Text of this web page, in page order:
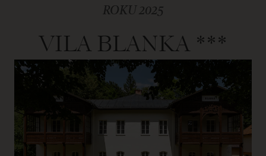
ROKU 2025
VILA BLANKA ***